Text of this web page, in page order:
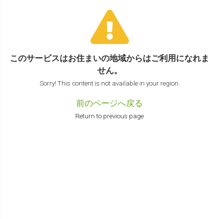
このサービスはお住まいの地域からはご利用になれま
せん。
Sorry! This content is not available in your region.
前のページへ戻る
Return to previous page